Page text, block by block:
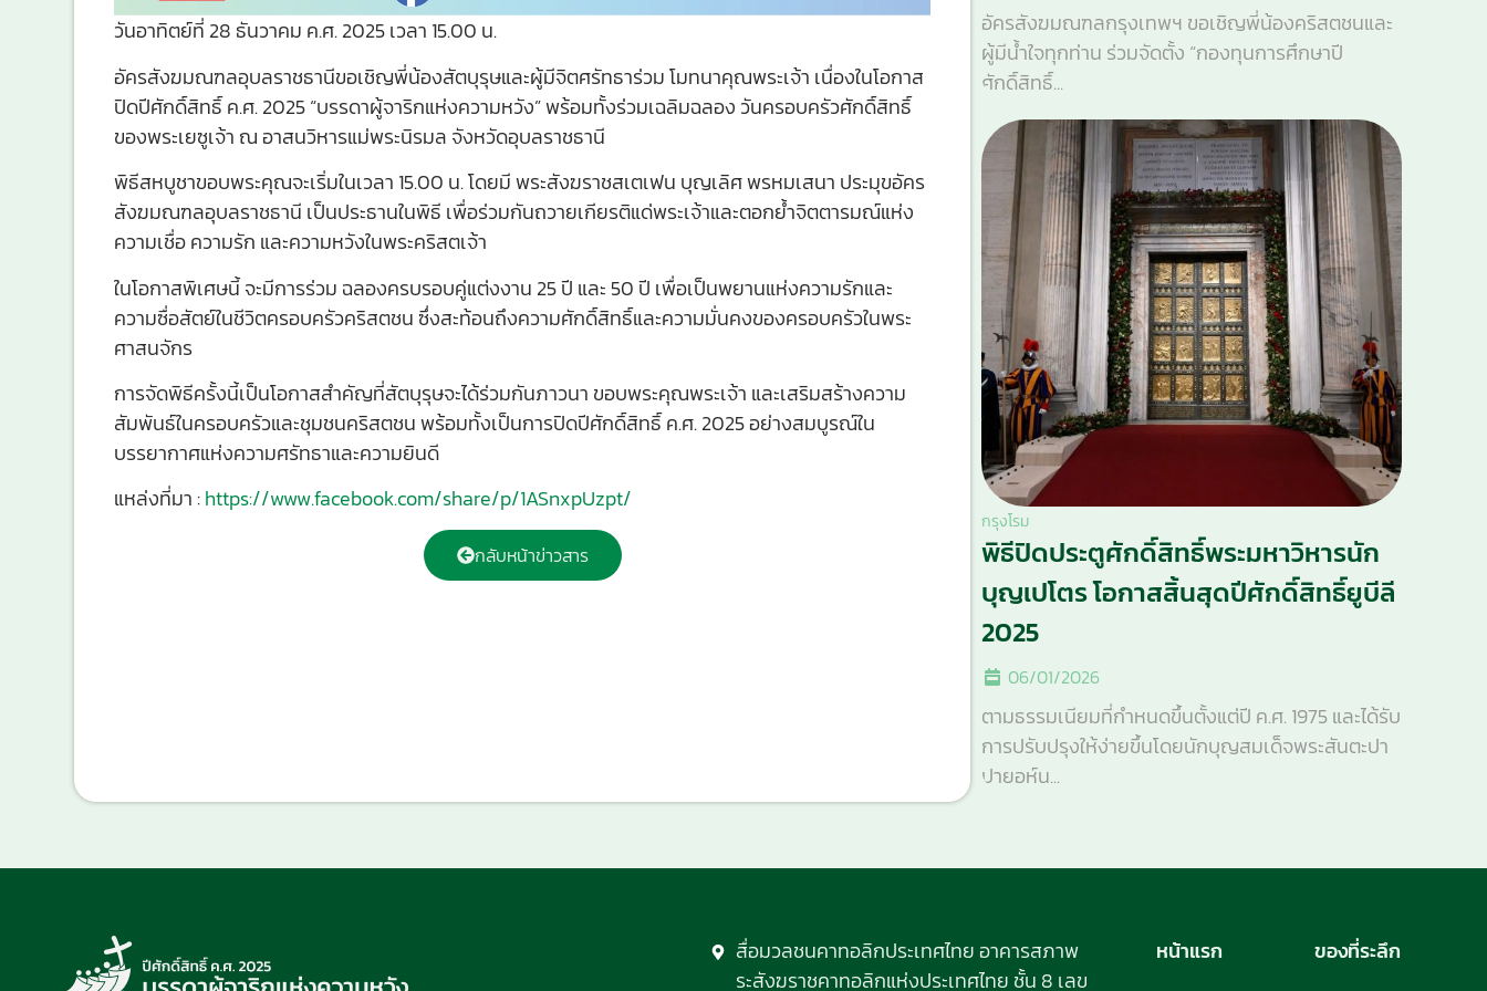
วันอาทิตย์ที่ 28 ธันวาคม ค.ศ. 2025 เวลา 15.00 น.
อัครสังฆมณฑลอุบลราชธานีขอเชิญพี่น้องสัตบุรุษและผู้มีจิตศรัทธาร่วม โมทนาคุณพระเจ้า เนื่องในโอกาส
ปิดปีศักดิ์สิทธิ์ ค.ศ. 2025 “บรรดาผู้จาริกแห่งความหวัง” พร้อมทั้งร่วมเฉลิมฉลอง วันครอบครัวศักดิ์สิทธิ์
ของพระเยซูเจ้า ณ อาสนวิหารแม่พระนิรมล จังหวัดอุบลราชธานี
พิธีสหบูชาขอบพระคุณจะเริ่มในเวลา 15.00 น. โดยมี พระสังฆราชสเตเฟน บุญเลิศ พรหมเสนา ประมุขอัคร
สังฆมณฑลอุบลราชธานี เป็นประธานในพิธี เพื่อร่วมกันถวายเกียรติแด่พระเจ้าและตอกย้ำจิตตารมณ์แห่ง
ความเชื่อ ความรัก และความหวังในพระคริสตเจ้า
ในโอกาสพิเศษนี้ จะมีการร่วม ฉลองครบรอบคู่แต่งงาน 25 ปี และ 50 ปี เพื่อเป็นพยานแห่งความรักและ
ความซื่อสัตย์ในชีวิตครอบครัวคริสตชน ซึ่งสะท้อนถึงความศักดิ์สิทธิ์และความมั่นคงของครอบครัวในพระ
ศาสนจักร
การจัดพิธีครั้งนี้เป็นโอกาสสำคัญที่สัตบุรุษจะได้ร่วมกันภาวนา ขอบพระคุณพระเจ้า และเสริมสร้างความ
สัมพันธ์ในครอบครัวและชุมชนคริสตชน พร้อมทั้งเป็นการปิดปีศักดิ์สิทธิ์ ค.ศ. 2025 อย่างสมบูรณ์ใน
บรรยากาศแห่งความศรัทธาและความยินดี
แหล่งที่มา :https://www.facebook.com/share/p/1ASnxpUzpt/
กลับหน้าข่าวสาร
อัครสังฆมณฑลกรุงเทพฯ ขอเชิญพี่น้องคริสตชนและ
ผู้มีน้ำใจทุกท่าน ร่วมจัดตั้ง “กองทุนการศึกษาปี
ศักดิ์สิทธิ์...
กรุงโรม
พิธีปิดประตูศักดิ์สิทธิ์พระมหาวิหารนัก
บุญเปโตร โอกาสสิ้นสุดปีศักดิ์สิทธิ์ยูบีลี
2025
06/01/2026
ตามธรรมเนียมที่กำหนดขึ้นตั้งแต่ปี ค.ศ. 1975 และได้รับ
การปรับปรุงให้ง่ายขึ้นโดยนักบุญสมเด็จพระสันตะปา
ปายอห์น...
สื่อมวลชนคาทอลิกประเทศไทย อาคารสภาพ
ระสังฆราชคาทอลิกแห่งประเทศไทย ชั้น 8 เลข
หน้าแรก
ของที่ระลึก